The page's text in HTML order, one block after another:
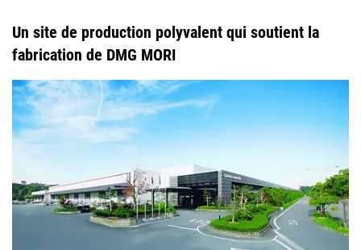
Un site de production polyvalent qui soutient la
fabrication de DMG MORI